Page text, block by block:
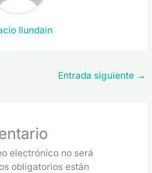
Ilundain
Entrada siguiente →
electrónico no será
obligatorios están